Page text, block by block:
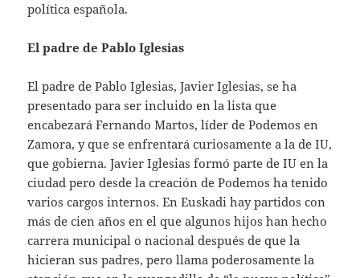
política española.
El padre de Pablo Iglesias
El padre de Pablo Iglesias, Javier Iglesias, se ha
presentado para ser incluido en la lista que
encabezará Fernando Martos, líder de Podemos en
Zamora, y que se enfrentará curiosamente a la de IU,
que gobierna. Javier Iglesias formó parte de IU en la
ciudad pero desde la creación de Podemos ha tenido
varios cargos internos. En Euskadi hay partidos con
más de cien años en el que algunos hijos han hecho
carrera municipal o nacional después de que la
hicieran sus padres, pero llama poderosamente la